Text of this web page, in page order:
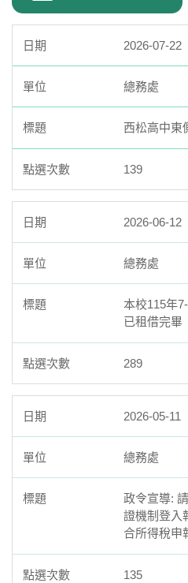
防災教育
環境教育
校園平面圖
校園安全衛生專區
2026-07-22
總務處
西松高中東
139
2026-06-12
總務處
本校115年
已租借完畢
289
2026-05-11
總務處
政令宣導:
證機制登入
合所得稅申
135